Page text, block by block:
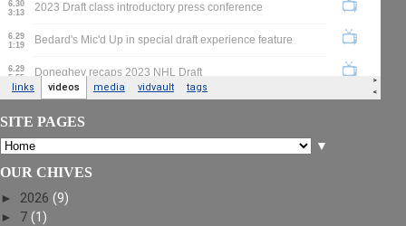
SITE PAGES
▼
OUR CHIVES
► 2026 (9)
► 7 (1)